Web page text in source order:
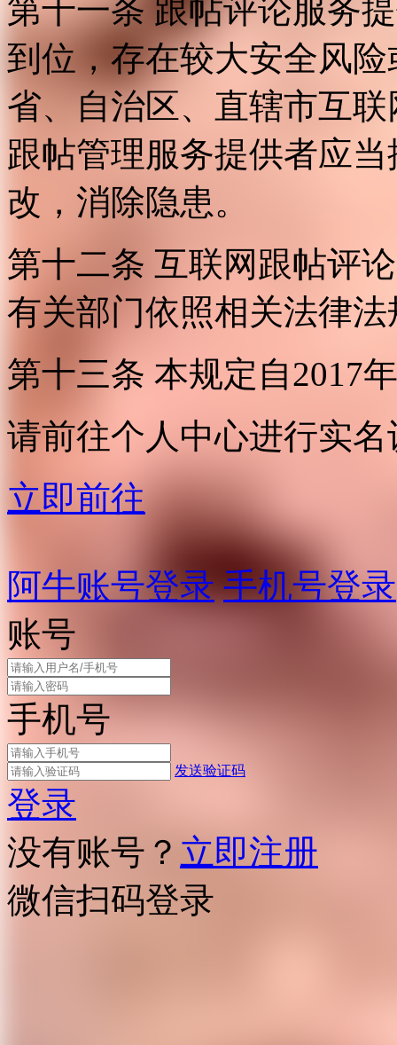
第十一条 跟帖评论服务
到位，存在较大安全风
省、自治区、直辖市互
跟帖管理服务提供者应
改，消除隐患。
第十二条 互联网跟帖评
有关部门依照相关法律
第十三条 本规定自2017
请前往个人中心进行实名
立即前往
阿牛账号登录 手机号登录
账号
手机号
发送验证码
登录
没有账号？ 立即注册
微信扫码登录